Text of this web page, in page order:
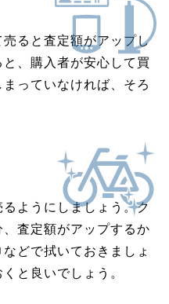
ると査定額がアップし
、購入者が安心して買
っていなければ、そろ
ようにしましょう。ク
査定額がアップするか
どで拭いておきましょ
と良いでしょう。